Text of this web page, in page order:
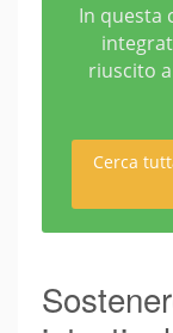
In questa
riuscito
Cerca